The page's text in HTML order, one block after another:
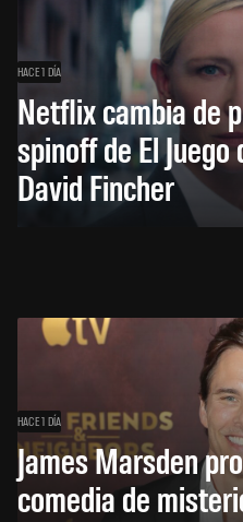
HACE 1 DÍA
Netflix cambia de
spinoff de El
David Fincher
HACE 1 DÍA
James Marsden
comedia de